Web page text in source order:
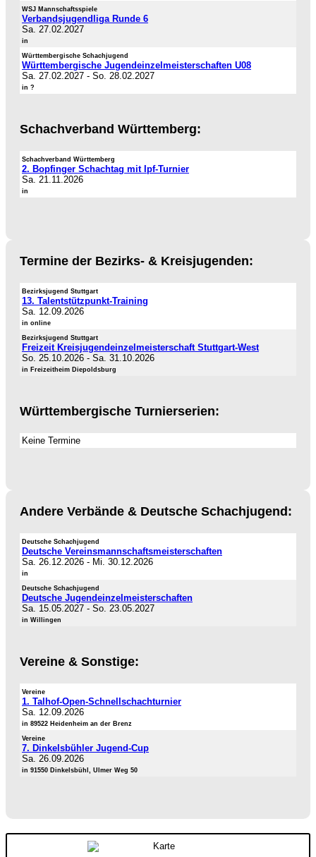
WSJ Mannschaftsspiele
Verbandsjugendliga Runde 6
Sa. 27.02.2027
in
Württembergische Schachjugend
Württembergische Jugendeinzelmeisterschaften U08
Sa. 27.02.2027 - So. 28.02.2027
in ?
Schachverband Württemberg:
Schachverband Württemberg
2. Bopfinger Schachtag mit Ipf-Turnier
Sa. 21.11.2026
in
Termine der Bezirks- & Kreisjugenden:
Bezirksjugend Stuttgart
13. Talentstützpunkt-Training
Sa. 12.09.2026
in online
Bezirksjugend Stuttgart
Freizeit Kreisjugendeinzelmeisterschaft Stuttgart-West
So. 25.10.2026 - Sa. 31.10.2026
in Freizeitheim Diepoldsburg
Württembergische Turnierserien:
Keine Termine
Andere Verbände & Deutsche Schachjugend:
Deutsche Schachjugend
Deutsche Vereinsmannschaftsmeisterschaften
Sa. 26.12.2026 - Mi. 30.12.2026
in
Deutsche Schachjugend
Deutsche Jugendeinzelmeisterschaften
Sa. 15.05.2027 - So. 23.05.2027
in Willingen
Vereine & Sonstige:
Vereine
1. Talhof-Open-Schnellschachturnier
Sa. 12.09.2026
in 89522 Heidenheim an der Brenz
Vereine
7. Dinkelsbühler Jugend-Cup
Sa. 26.09.2026
in 91550 Dinkelsbühl, Ulmer Weg 50